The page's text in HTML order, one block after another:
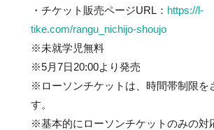
・チケット販売ページURL： https://l-
tike.com/rangu_nichijo-shoujo
※未就学児無料
※5月7日20:00より発売
※ローソンチケットは、時間帯制限を
す。
※基本的にローソンチケットのみの対